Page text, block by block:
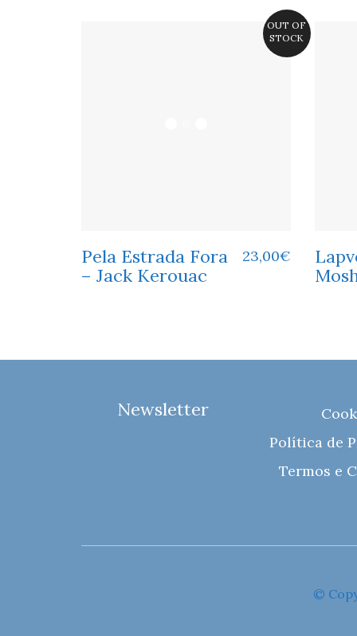
OUT OF
STOCK
Pela Estrada Fora
– Jack Kerouac
23,00€
Newsletter
Política de
Termos e
©